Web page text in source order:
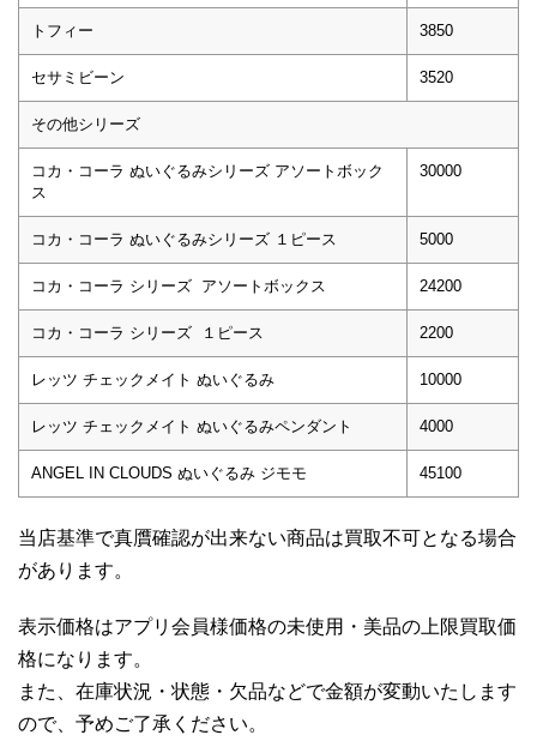
トフィー 3850
セサミビーン 3520
その他シリーズ
コカ・コーラ ぬいぐるみシリーズ アソートボック
ス
30000
コカ・コーラ ぬいぐるみシリーズ １ピース 5000
コカ・コーラ シリーズ アソートボックス 24200
コカ・コーラ シリーズ １ピース 2200
レッツ チェックメイト ぬいぐるみ 10000
レッツ チェックメイト ぬいぐるみペンダント 4000
ANGEL IN CLOUDS ぬいぐるみ ジモモ 45100
当店基準で真贋確認が出来ない商品は買取不可となる場合
があります。
表示価格はアプリ会員様価格の未使用・美品の上限買取価
格になります。
また、在庫状況・状態・欠品などで金額が変動いたします
ので、予めご了承ください。